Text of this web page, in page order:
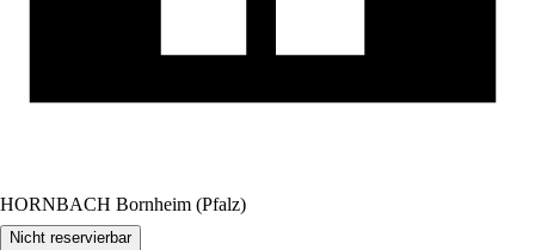
HORNBACH Bornheim (Pfalz)
Nicht reservierbar